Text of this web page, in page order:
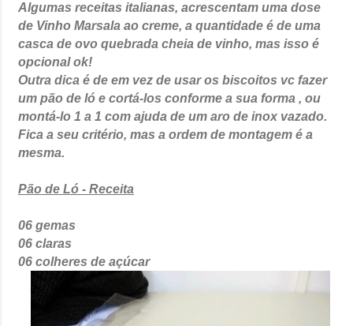
Algumas receitas italianas, acrescentam uma dose
de Vinho Marsala ao creme, a quantidade é de uma
casca de ovo quebrada cheia de vinho, mas isso é
opcional ok!
Outra dica é de em vez de usar os biscoitos vc fazer
um pão de ló e cortá-los conforme a sua forma , ou
montá-lo 1 a 1 com ajuda de um aro de inox vazado.
Fica a seu critério, mas a ordem de montagem é a
mesma.
Pão de Ló - Receita
06 gemas
06 claras
06 colheres de açúcar